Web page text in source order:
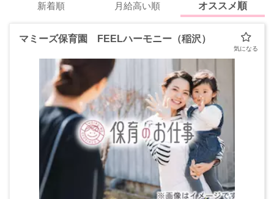
新着順 月給高い順 オススメ順
マミーズ保育園 FEELハーモニー（稲沢）